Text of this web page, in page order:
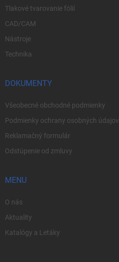
Tlakové tvarovanie fólií
CAD/CAM
Nástroje
Technika
DOKUMENTY
Všeobecné obchodné podmienky
Podmienky ochrany osobných údajov
Reklamačný formulár
Odstúpenie od zmluvy
MENU
O nás
Aktuality
Katalógy a Letáky